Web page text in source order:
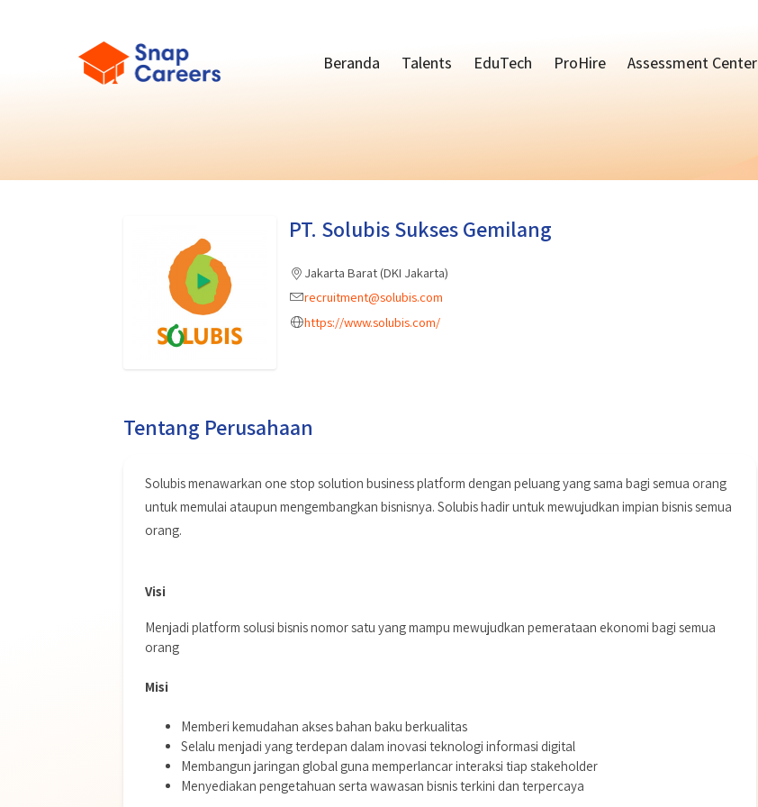
Beranda Talents EduTech ProHire Assessment Center
PT. Solubis Sukses Gemilang
Jakarta Barat (DKI Jakarta)
recruitment@solubis.com
https://www.solubis.com/
Tentang Perusahaan
Solubis menawarkan one stop solution business platform dengan peluang yang sama bagi semua orang
untuk memulai ataupun mengembangkan bisnisnya. Solubis hadir untuk mewujudkan impian bisnis semua
orang.
Visi
Menjadi platform solusi bisnis nomor satu yang mampu mewujudkan pemerataan ekonomi bagi semua
orang
Misi
Memberi kemudahan akses bahan baku berkualitas
Selalu menjadi yang terdepan dalam inovasi teknologi informasi digital
Membangun jaringan global guna memperlancar interaksi tiap stakeholder
Menyediakan pengetahuan serta wawasan bisnis terkini dan terpercaya